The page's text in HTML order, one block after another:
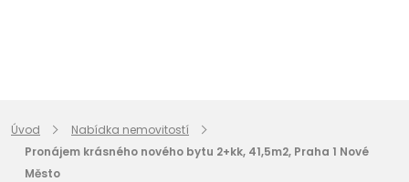
Úvod
Nabídka nemovitostí
Pronájem krásného nového bytu 2+kk, 41,5m2, Praha 1 Nové
Město